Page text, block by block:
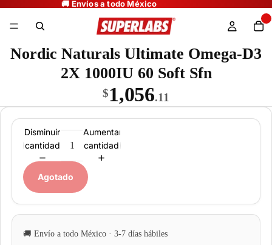
Nordic Naturals Ultimate Omega-D3
2X 1000IU 60 Soft Sfn
$1,056.11
Disminuir
cantidad
Aumentar
cantidad
Agotado